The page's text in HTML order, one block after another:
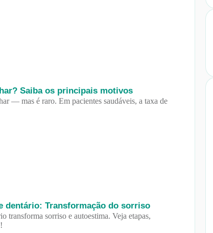
Saiba os principais motivos
— mas é raro. Em pacientes saudáveis, a taxa de
dentário: Transformação do sorriso
transforma sorriso e autoestima. Veja etapas,